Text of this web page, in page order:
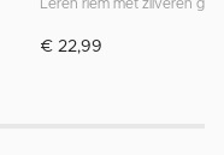
Leren riem met zilveren
€ 22,99